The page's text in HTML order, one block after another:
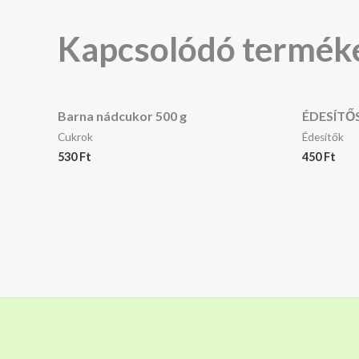
Kapcsolódó
Barna nádcukor 500 g
Cukrok
530Ft
Édesítők
450Ft